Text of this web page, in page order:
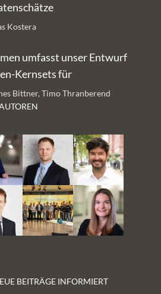
Kostera
umfasst unser Entwurf
Kernsets für
Bittner, Timo Thranberend
BEITRÄGE INFORMIERT